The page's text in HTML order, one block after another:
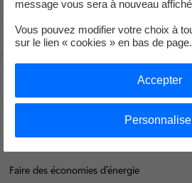
Haut de page
Je déménage
Faire des économies d’énergie
message vous sera à nouveau
Vous pouvez modifier votre choix à
sur le lien « cookies » en bas de page.
Accepter